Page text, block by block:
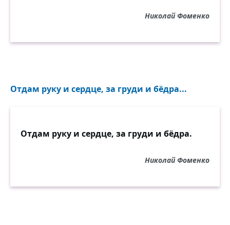
Николай Фоменко
Отдам руку и сердце, за груди и бёдра...
Отдам руку и сердце, за груди и бёдра.
Николай Фоменко